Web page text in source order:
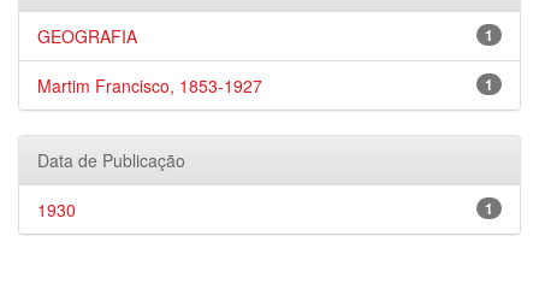
1
GEOGRAFIA
1
Martim Francisco, 1853-1927
Data de Publicação
1
1930